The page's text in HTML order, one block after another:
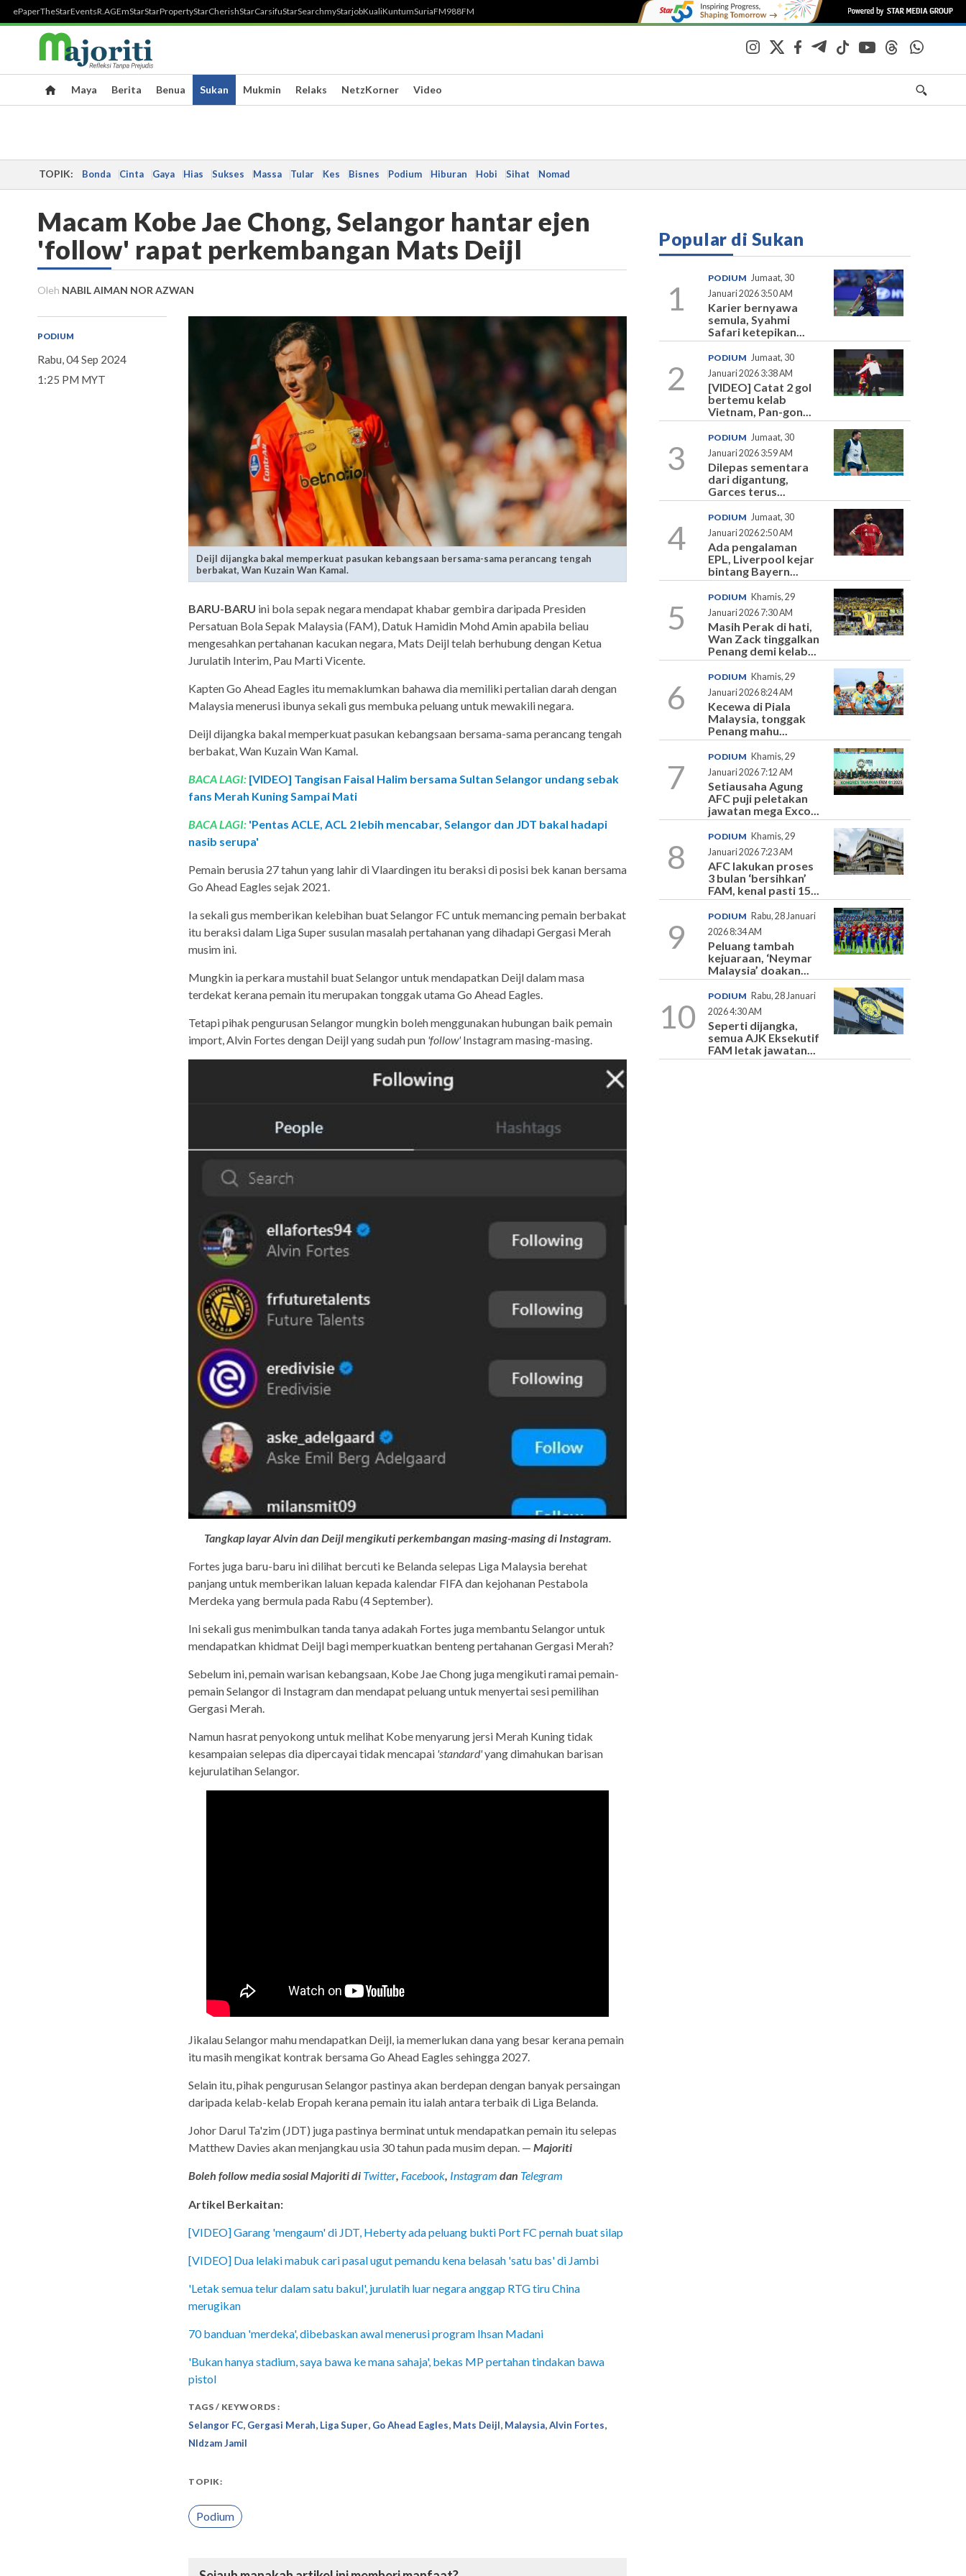
ePaperTheStarEventsR.AGEmStarStarPropertyStarCherishStarCarsifuStarSearchmyStarjobKualiKuntumSuriaFM988FM
Maya Berita Benua Sukan Mukmin Relaks NetzKorner Video
TOPIK: Bonda Cinta Gaya Hias Sukses Massa Tular Kes Bisnes Podium Hiburan Hobi Sihat Nomad
Macam Kobe Jae Chong, Selangor hantar ejen
'follow' rapat perkembangan Mats Deijl
Oleh NABIL AIMAN NOR AZWAN
PODIUM
Rabu, 04 Sep 2024
1:25 PM MYT
Deijl dijangka bakal memperkuat pasukan kebangsaan bersama-sama perancang tengah
berbakat, Wan Kuzain Wan Kamal.
BARU-BARU ini bola sepak negara mendapat khabar gembira daripada Presiden
Persatuan Bola Sepak Malaysia (FAM), Datuk Hamidin Mohd Amin apabila beliau
mengesahkan pertahanan kacukan negara, Mats Deijl telah berhubung dengan Ketua
Jurulatih Interim, Pau Marti Vicente.
Kapten Go Ahead Eagles itu memaklumkan bahawa dia memiliki pertalian darah dengan
Malaysia menerusi ibunya sekali gus membuka peluang untuk mewakili negara.
Deijl dijangka bakal memperkuat pasukan kebangsaan bersama-sama perancang tengah
berbakat, Wan Kuzain Wan Kamal.
BACA LAGI: [VIDEO] Tangisan Faisal Halim bersama Sultan Selangor undang sebak
fans Merah Kuning Sampai Mati
BACA LAGI: 'Pentas ACLE, ACL 2 lebih mencabar, Selangor dan JDT bakal hadapi
nasib serupa'
Pemain berusia 27 tahun yang lahir di Vlaardingen itu beraksi di posisi bek kanan bersama
Go Ahead Eagles sejak 2021.
Ia sekali gus memberikan kelebihan buat Selangor FC untuk memancing pemain berbakat
itu beraksi dalam Liga Super susulan masalah pertahanan yang dihadapi Gergasi Merah
musim ini.
Mungkin ia perkara mustahil buat Selangor untuk mendapatkan Deijl dalam masa
terdekat kerana pemain itu merupakan tonggak utama Go Ahead Eagles.
Tetapi pihak pengurusan Selangor mungkin boleh menggunakan hubungan baik pemain
import, Alvin Fortes dengan Deijl yang sudah pun 'follow'Instagram masing-masing.
Tangkap layar Alvin dan Deijl mengikuti perkembangan masing-masing di Instagram.
Fortes juga baru-baru ini dilihat bercuti ke Belanda selepas Liga Malaysia berehat
panjang untuk memberikan laluan kepada kalendar FIFA dan kejohanan Pestabola
Merdeka yang bermula pada Rabu (4 September).
Ini sekali gus menimbulkan tanda tanya adakah Fortes juga membantu Selangor untuk
mendapatkan khidmat Deijl bagi memperkuatkan benteng pertahanan Gergasi Merah?
Sebelum ini, pemain warisan kebangsaan, Kobe Jae Chong juga mengikuti ramai pemain-
pemain Selangor di Instagram dan mendapat peluang untuk menyertai sesi pemilihan
Gergasi Merah.
Namun hasrat penyokong untuk melihat Kobe menyarung jersi Merah Kuning tidak
kesampaian selepas dia dipercayai tidak mencapai 'standard'yang dimahukan barisan
kejurulatihan Selangor.
Jikalau Selangor mahu mendapatkan Deijl, ia memerlukan dana yang besar kerana pemain
itu masih mengikat kontrak bersama Go Ahead Eagles sehingga 2027.
Selain itu, pihak pengurusan Selangor pastinya akan berdepan dengan banyak persaingan
daripada kelab-kelab Eropah kerana pemain itu ialah antara terbaik di Liga Belanda.
Johor Darul Ta'zim (JDT) juga pastinya berminat untuk mendapatkan pemain itu selepas
Matthew Davies akan menjangkau usia 30 tahun pada musim depan. — Majoriti
Boleh follow media sosial Majoriti di Twitter, Facebook, Instagram dan Telegram
Artikel Berkaitan:
[VIDEO] Garang 'mengaum' di JDT, Heberty ada peluang bukti Port FC pernah buat silap
[VIDEO] Dua lelaki mabuk cari pasal ugut pemandu kena belasah 'satu bas' di Jambi
'Letak semua telur dalam satu bakul', jurulatih luar negara anggap RTG tiru China
merugikan
70 banduan 'merdeka', dibebaskan awal menerusi program Ihsan Madani
'Bukan hanya stadium, saya bawa ke mana sahaja', bekas MP pertahan tindakan bawa
pistol
TAGS / KEYWORDS :
Selangor FC, Gergasi Merah, Liga Super, Go Ahead Eagles, Mats Deijl, Malaysia,Alvin Fortes,
NIdzam Jamil
TOPIK:
Podium
Popular di Sukan
1
PODIUM Jumaat, 30
Januari 2026 3:50 AM
Karier bernyawa
semula, Syahmi
Safari ketepikan...
2
PODIUM Jumaat, 30
Januari 2026 3:38 AM
[VIDEO] Catat 2 gol
bertemu kelab
Vietnam, Pan-gon...
3
PODIUM Jumaat, 30
Januari 2026 3:59 AM
Dilepas sementara
dari digantung,
Garces terus...
4
PODIUM Jumaat, 30
Januari 2026 2:50 AM
Ada pengalaman
EPL, Liverpool kejar
bintang Bayern...
5
PODIUM Khamis, 29
Januari 2026 7:30 AM
Masih Perak di hati,
Wan Zack tinggalkan
Penang demi kelab...
6
PODIUM Khamis, 29
Januari 2026 8:24 AM
Kecewa di Piala
Malaysia, tonggak
Penang mahu...
7
PODIUM Khamis, 29
Januari 2026 7:12 AM
Setiausaha Agung
AFC puji peletakan
jawatan mega Exco...
8
PODIUM Khamis, 29
Januari 2026 7:23 AM
AFC lakukan proses
3 bulan ‘bersihkan’
FAM, kenal pasti 15...
9
PODIUM Rabu, 28 Januari
2026 8:34 AM
Peluang tambah
kejuaraan, ‘Neymar
Malaysia’ doakan...
10
PODIUM Rabu, 28 Januari
2026 4:30 AM
Seperti dijangka,
semua AJK Eksekutif
FAM letak jawatan...